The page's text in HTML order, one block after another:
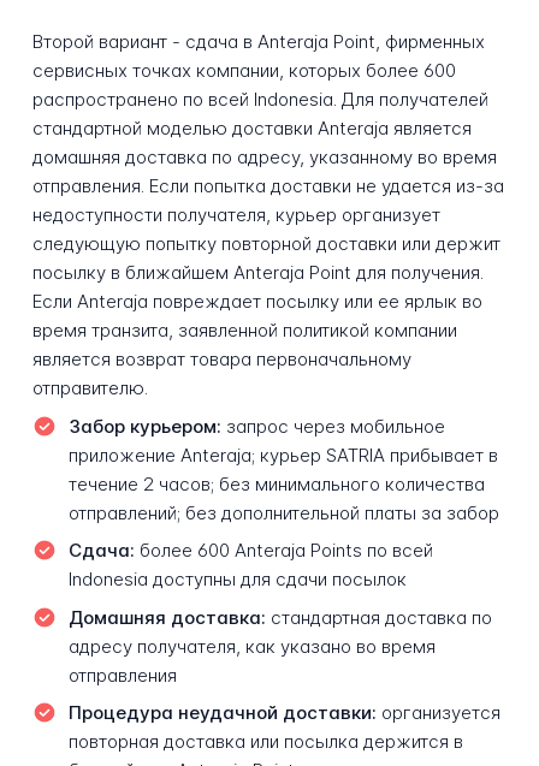
Второй вариант - сдача в Anteraja Point, фирменных
сервисных точках компании, которых более 600
распространено по всей Indonesia. Для получателей
стандартной моделью доставки Anteraja является
домашняя доставка по адресу, указанному во время
отправления. Если попытка доставки не удается из-за
недоступности получателя, курьер организует
следующую попытку повторной доставки или держит
посылку в ближайшем Anteraja Point для получения.
Если Anteraja повреждает посылку или ее ярлык во
время транзита, заявленной политикой компании
является возврат товара первоначальному
отправителю.
Забор курьером: запрос через мобильное
приложение Anteraja; курьер SATRIA прибывает в
течение 2 часов; без минимального количества
отправлений; без дополнительной платы за забор
Сдача: более 600 Anteraja Points по всей
Indonesia доступны для сдачи посылок
Домашняя доставка: стандартная доставка по
адресу получателя, как указано во время
отправления
Процедура неудачной доставки: организуется
повторная доставка или посылка держится в